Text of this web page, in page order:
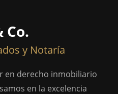
Co.
y Notaría
en derecho inmobiliario
en la excelencia